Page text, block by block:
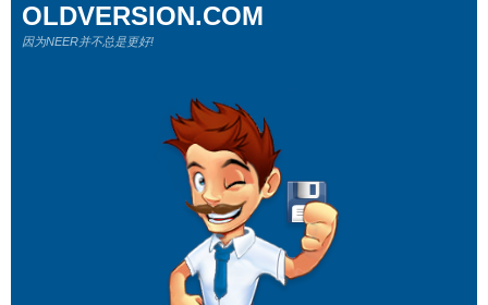
OLDVERSION.COM
因为NEER并不总是更好!